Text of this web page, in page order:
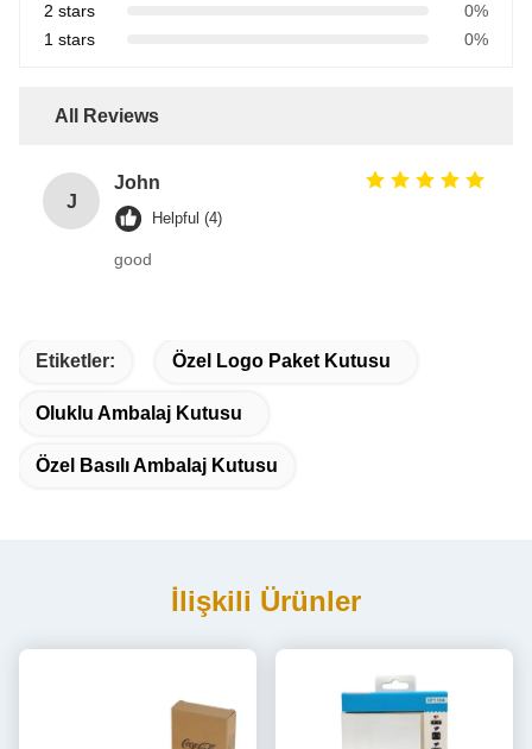
2 stars
0%
1 stars
0%
All Reviews
J
John
Helpful (4)
good
Etiketler: Özel Logo Paket Kutusu
Oluklu Ambalaj Kutusu
Özel Basılı Ambalaj Kutusu
İlişkili Ürünler